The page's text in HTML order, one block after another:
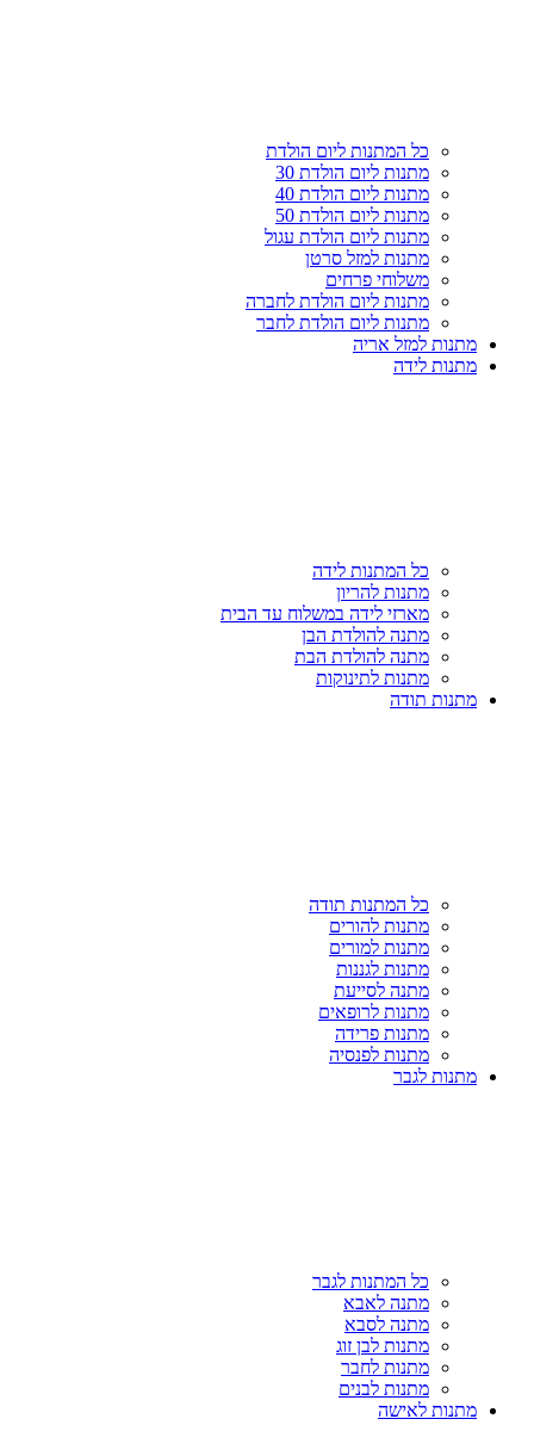
כל המתנות ליום הולדת
מתנות ליום הולדת 30
מתנות ליום הולדת 40
מתנות ליום הולדת 50
מתנות ליום הולדת עגול
מתנות למזל סרטן
משלוחי פרחים
מתנות ליום הולדת לחברה
מתנות ליום הולדת לחבר
מתנות למזל אריה
מתנות לידה
כל המתנות לידה
מתנות להריון
מארזי לידה במשלוח עד הבית
מתנה להולדת הבן
מתנה להולדת הבת
מתנות לתינוקות
מתנות תודה
כל המתנות תודה
מתנות להורים
מתנות למורים
מתנות לגננות
מתנה לסייעת
מתנות לרופאים
מתנות פרידה
מתנות לפנסיה
מתנות לגבר
כל המתנות לגבר
מתנה לאבא
מתנה לסבא
מתנות לבן זוג
מתנות לחבר
מתנות לבנים
מתנות לאישה